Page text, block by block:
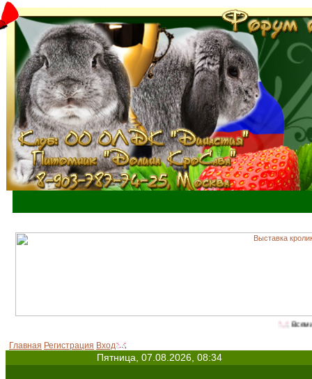
Всемирный
Главная Регистрация Вход
Пятница, 07.08.2026, 08:34